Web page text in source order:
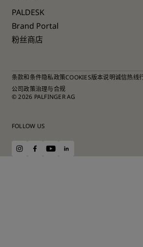
PALDESK
Brand Portal
粉丝商店
条款和条件隐私政策COOKIES版本说明诚信热线
公司政策治理与合规
© 2026 PALFINGER AG
FOLLOW US
instagram
facebook
youtubelinkedin